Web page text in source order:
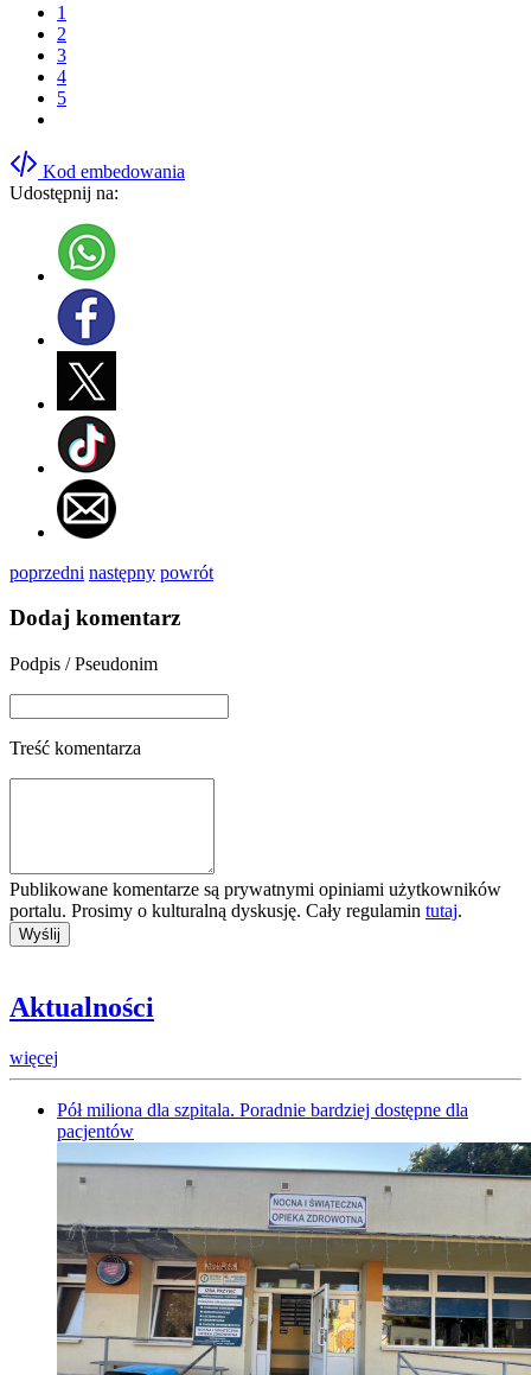
1
2
3
4
5
Kod embedowania
Udostępnij na:
poprzedni następny powrót
Dodaj komentarz
Podpis / Pseudonim
Treść komentarza
Publikowane komentarze są prywatnymi opiniami użytkowników
portalu. Prosimy o kulturalną dyskusję. Cały regulamin tutaj.
Aktualności
więcej
Pół miliona dla szpitala. Poradnie bardziej dostępne dla
pacjentów